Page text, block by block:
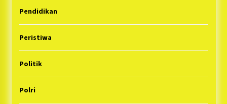
Pendidikan
Peristiwa
Politik
Polri